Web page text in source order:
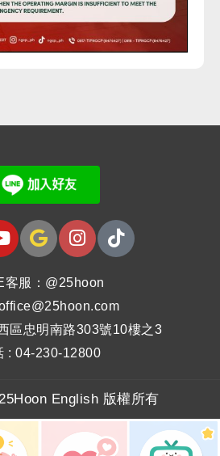
客服：@25hoon
區忠明南路303號10樓之3
: 04-230-12800
English 版權所有